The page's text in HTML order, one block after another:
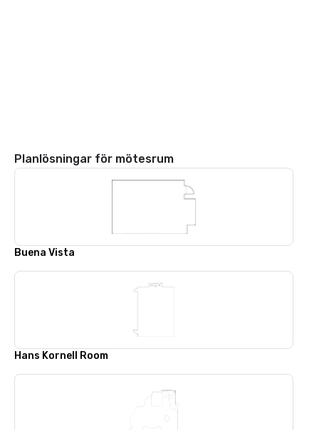
Planlösningar för mötesrum
Buena Vista
Hans Kornell Room